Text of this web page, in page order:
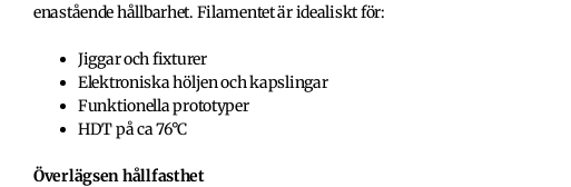
enastående hållbarhet. Filamentet är idealiskt för:
Jiggar och fixturer
Elektroniska höljen och kapslingar
Funktionella prototyper
HDT på ca 76°C
Överlägsen hållfasthet